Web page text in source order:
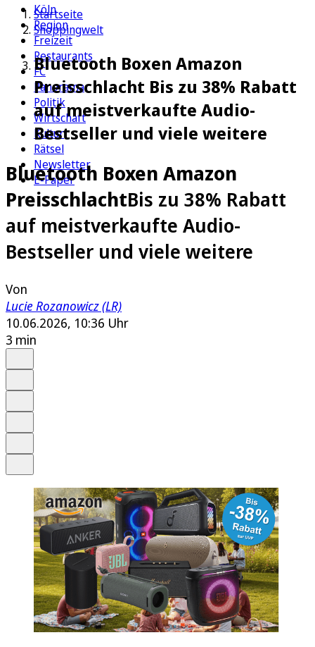
Köln
Region
Freizeit
Restaurants
FC
Panorama
Politik
Wirtschaft
Kultur
Rätsel
Newsletter
E-Paper
Startseite
Shoppingwelt
Bluetooth Boxen Amazon
Preisschlacht Bis zu 38% Rabatt
auf meistverkaufte Audio-
Bestseller und viele weitere
Bluetooth Boxen Amazon
PreisschlachtBis zu 38% Rabatt
auf meistverkaufte Audio-
Bestseller und viele weitere
Von
Lucie Rozanowicz (LR)
10.06.2026, 10:36 Uhr
3 min